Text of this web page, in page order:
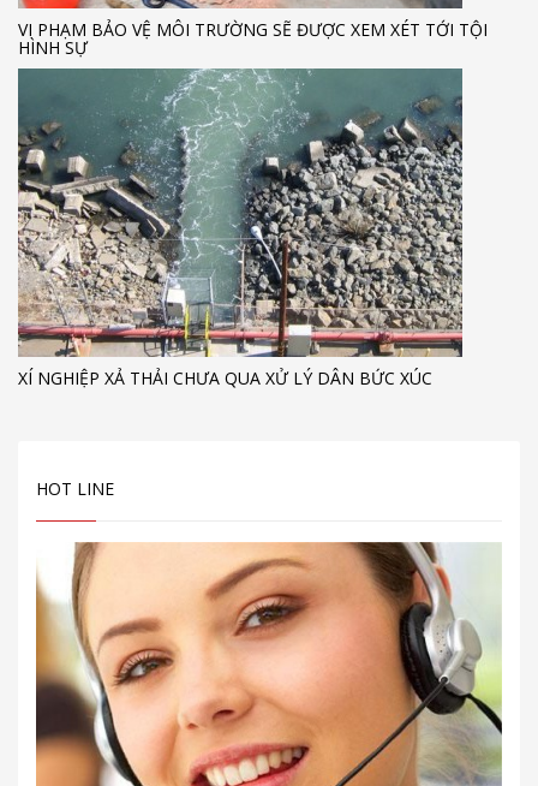
VI PHẠM BẢO VỆ MÔI TRƯỜNG SẼ ĐƯỢC XEM XÉT TỚI TỘI
HÌNH SỰ
XÍ NGHIỆP XẢ THẢI CHƯA QUA XỬ LÝ DÂN BỨC XÚC
HOT LINE